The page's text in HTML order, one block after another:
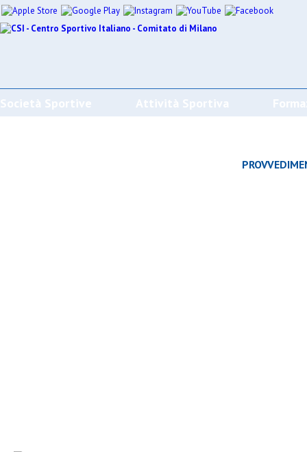
Società Sportive Attività Sportiva